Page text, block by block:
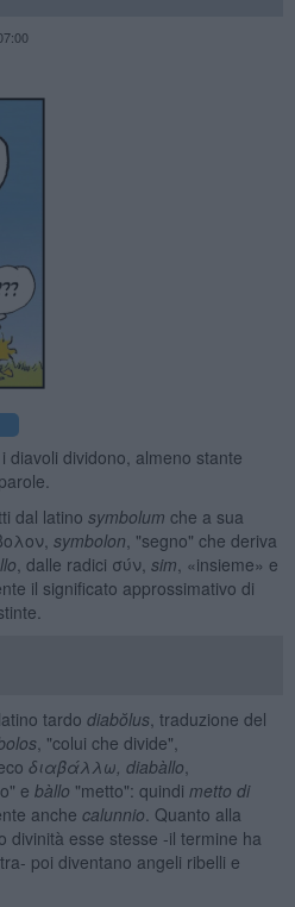
diavoli dividono, almeno stante
dal latino symbolum che a sua
symbolon , "segno" che deriva
, dalle radici σύν, sim , «insieme» e
il significato approssimativo di
tardo diabŏlus, traduzione del
, "colui che divide",
διαβάλλω , diabàllo
e bàllo "metto": quindi metto di
anche calunnio . Quanto alla
divinità esse stesse -il termine ha
poi diventano angeli ribelli e